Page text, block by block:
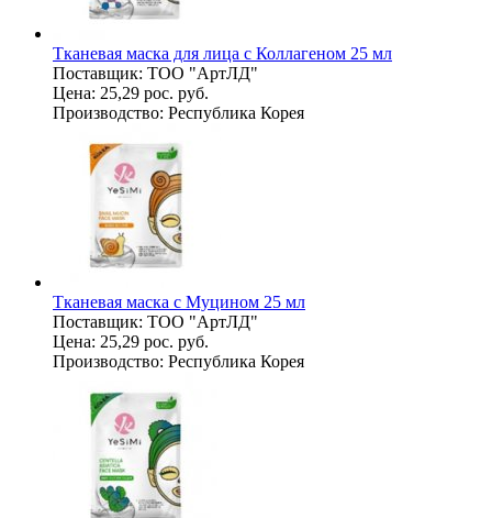
Тканевая маска для лица с Коллагеном 25 мл
Поставщик: ТОО "АртЛД"
Цена: 25,29 рос. руб.
Производство: Республика Корея
Тканевая маска с Муцином 25 мл
Поставщик: ТОО "АртЛД"
Цена: 25,29 рос. руб.
Производство: Республика Корея